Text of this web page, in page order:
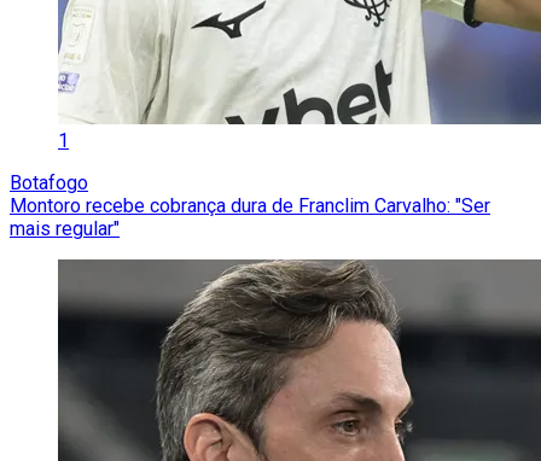
1
Botafogo
Montoro recebe cobrança dura de Franclim Carvalho: "Ser
mais regular"